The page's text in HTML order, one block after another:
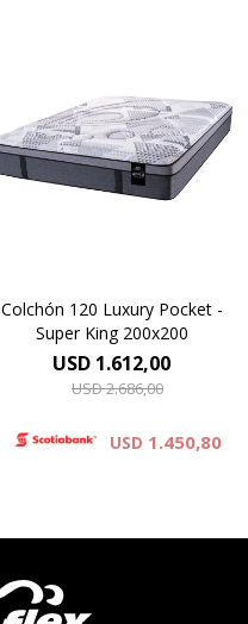
tejido de punto que
incorpora Seaqual Yarn, un
hilo de poliester de alta
calidad elaborado a partir de
materiales plásticos
reciclados, recuperados del
Colchón 120 Luxury Pocket -
Super King 200x200
USD 1.612,00
USD2.686,00
USD 1.450,80